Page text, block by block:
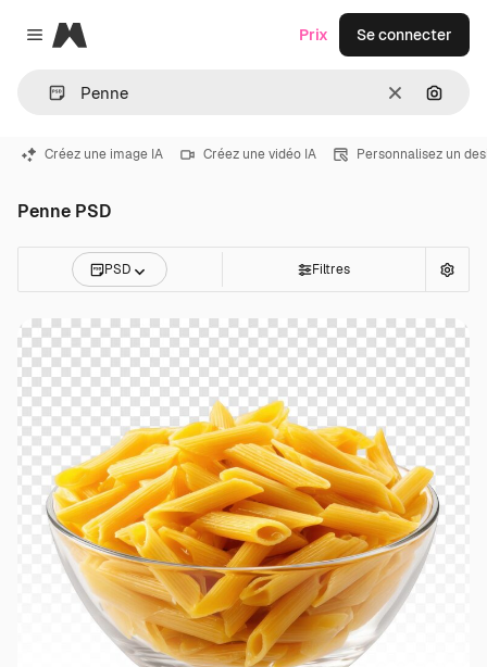
Close menu
Magnific
Effacer
Prix Se connecter
Créez une image IA Créez une vidéo IA Personnalisez un
Penne PSD
PSD Filtres